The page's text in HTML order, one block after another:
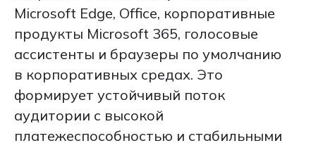
Microsoft Edge, Office, корпоративные
продукты Microsoft 365, голосовые
ассистенты и браузеры по умолчанию
в корпоративных средах. Это
формирует устойчивый поток
аудитории с высокой
платежеспособностью и стабильными